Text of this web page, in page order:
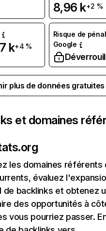
8,96 k+2 %
k+4 %
Risque de
Google
plus de données
et domaines
les domaines référents
évaluez
de backlinks et obtenez
des opportunités à
vous pourriez passer.